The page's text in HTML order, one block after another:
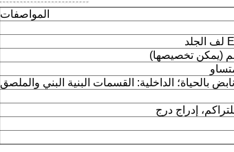
المواصفات
بالحياة؛ الداخلية: القسمات البنية البني والملصق
إدراج درج